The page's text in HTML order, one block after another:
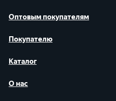
Оптовым покупателям
Покупателю
Каталог
О нас